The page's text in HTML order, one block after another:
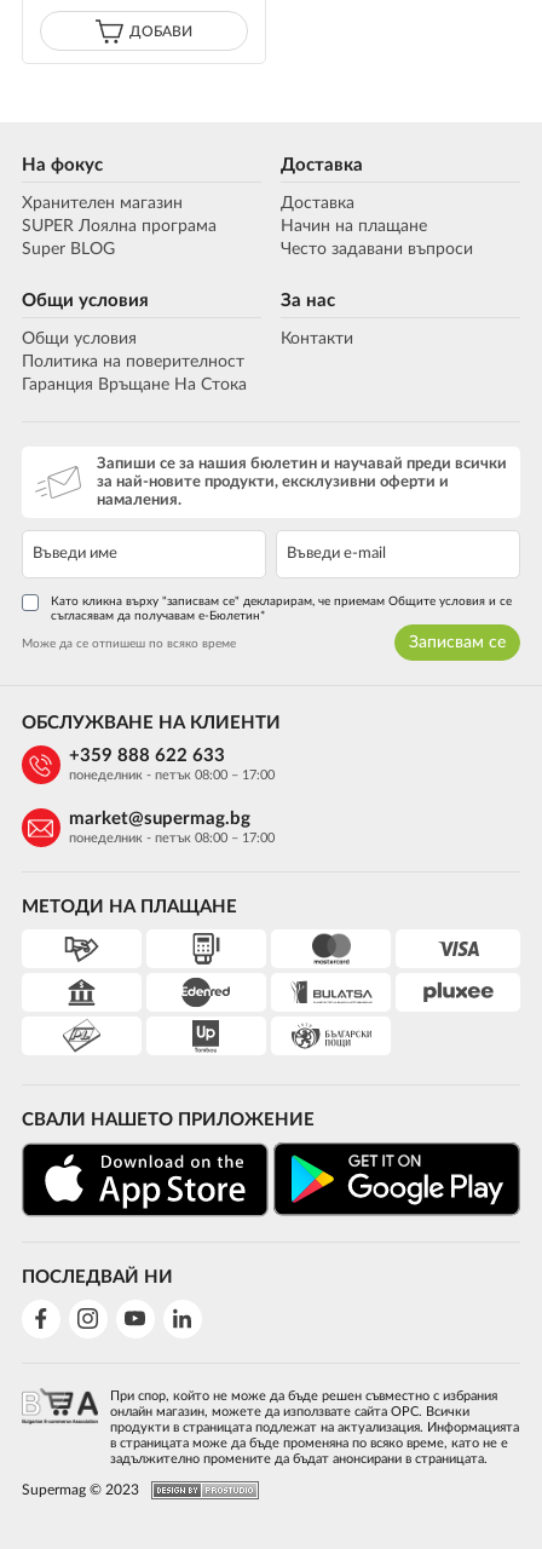
ДОБАВИ
На фокус
Хранителен магазин
SUPER Лоялна програма
Super BLOG
Доставка
Доставка
Начин на плащане
Често задавани въпроси
Общи условия
Общи условия
Политика на поверителност
Гаранция Връщане На Стока
За нас
Контакти
Запиши се за нашия бюлетин и научавай преди всички
за най-новите продукти, ексклузивни оферти и
намаления.
Като кликна върху "записвам се" декларирам, че приемам Общите условия и се
съгласявам да получавам е-Бюлетин*
Може да се отпишеш по всяко време Записвам се
МЕТОДИ НА ПЛАЩАНЕ
СВАЛИ НАШЕТО ПРИЛОЖЕНИЕ
ПОСЛЕДВАЙ НИ
ОБСЛУЖВАНЕ НА КЛИЕНТИ
+359 888 622 633
понеделник - петък 08:00 – 17:00
market@supermag.bg
понеделник - петък 08:00 – 17:00
При спор, който не може да бъде решен съвместно с избрания
онлайн магазин, можете да използвате сайта ОРС. Всички
продукти в страницата подлежат на актуализация. Информацията
в страницата може да бъде променяна по всяко време, като не е
задължително промените да бъдат анонсирани в страницата.
Supermag © 2023